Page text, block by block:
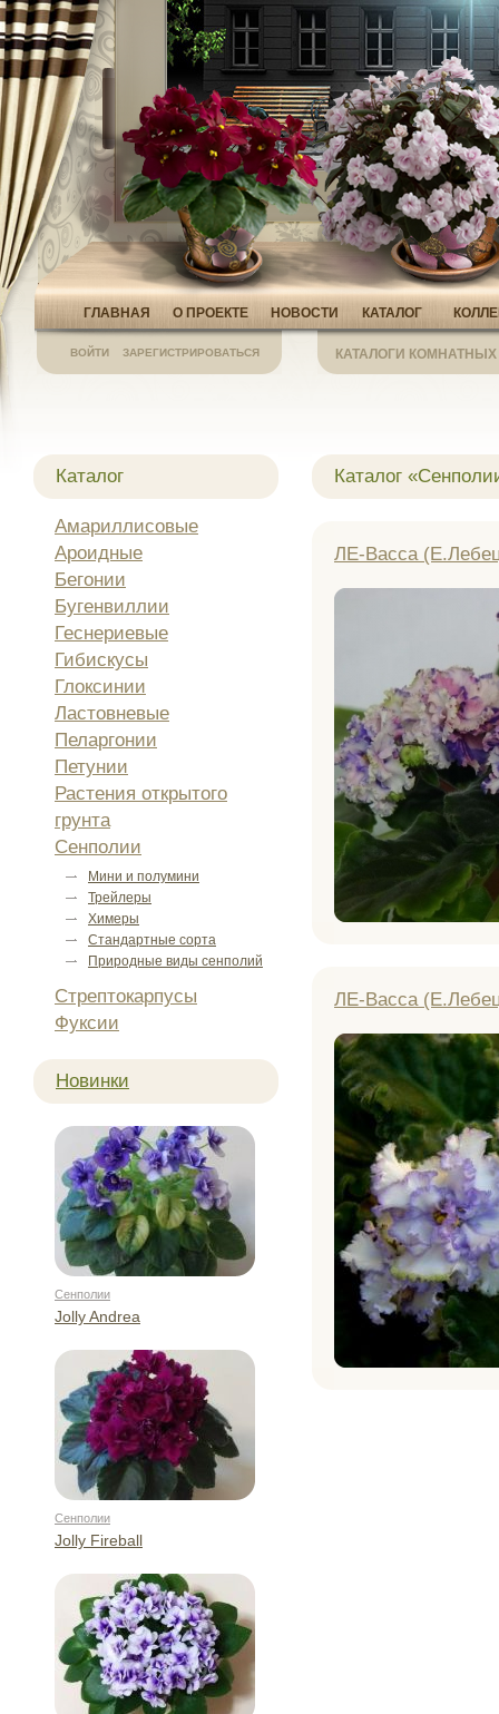
ВОЙТИ ЗАРЕГИСТРИРОВАТЬСЯ КАТАЛОГИ
ГЛАВНАЯ О ПРОЕКТЕ НОВОСТИ КАТАЛОГ
Каталог
ЛЕ-Васса
ЛЕ-Васса
Каталог
Амариллисовые
Ароидные
Бегонии
Бугенвиллии
Геснериевые
Гибискусы
Глоксинии
Ластовневые
Пеларгонии
Петунии
Растения открытого
грунта
Сенполии
Мини и полумини
Трейлеры
Химеры
Стандартные сорта
Природные виды сенполий
Стрептокарпусы
Фуксии
Новинки
Сенполии
Jolly Andrea
Сенполии
Jolly Fireball